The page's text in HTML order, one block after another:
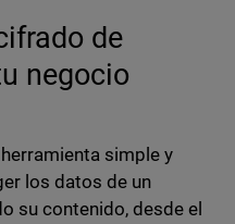
de
negocio
simple y
los datos de un
su contenido, desde el